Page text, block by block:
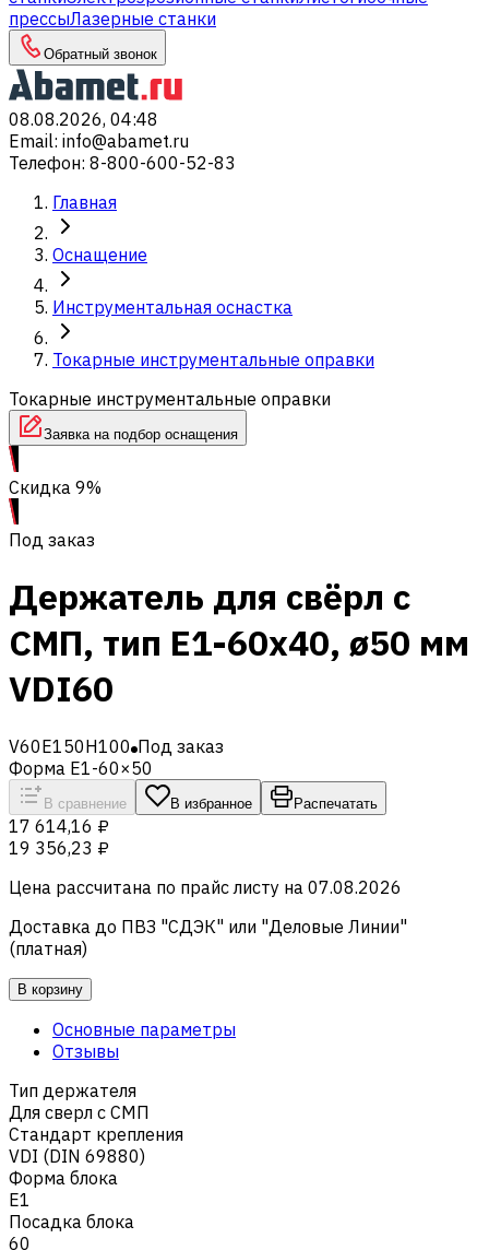
прессыЛазерные станки
Обратный звонок
08.08.2026, 04:48
Email: info@abamet.ru
Телефон: 8-800-600-52-83
Главная
Оснащение
Инструментальная оснастка
Токарные инструментальные оправки
Токарные инструментальные оправки
Заявка на подбор оснащения
Скидка 9%
Под заказ
Держатель для свёрл с
СМП, тип E1-60x40, ø50 мм
VDI60
V60E150H100 Под заказ
Форма E1-60×50
В сравнение В избранное Распечатать
17 614,16 ₽
19 356,23 ₽
Цена рассчитана по прайс листу на 07.08.2026
Доставка до ПВЗ "СДЭК" или "Деловые Линии"
(платная)
В корзину
Основные параметры
Отзывы
Тип держателя
Для сверл с СМП
Стандарт крепления
VDI (DIN 69880)
Форма блока
E1
Посадка блока
60